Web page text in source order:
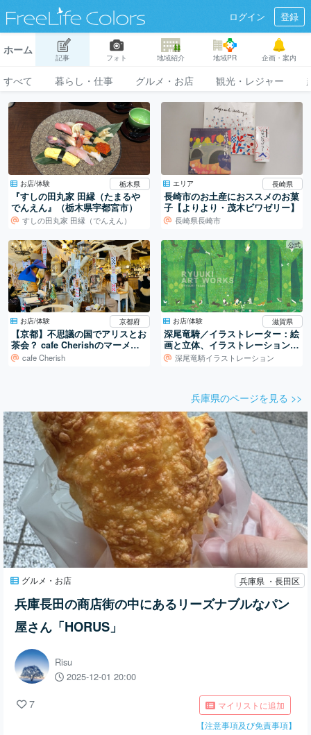
ログイン 登録
ホーム
記事 フォト 地域紹介 地域PR 企画・案内
すべて 暮らし・仕事 グルメ・お店 観光・レジャー
お店/体験 栃木県
『すしの田丸家 田縁（たまるや
でんえん』（栃木県宇都宮市）
すしの田丸家 田縁（でんえん）
エリア 長崎県
長崎市のお土産におススメのお菓
子【よりより・茂木ビワゼリー】
長崎県長崎市
お店/体験 京都府
【京都】不思議の国でアリスとお
茶会？ cafe Cherishのマーメイ
ド・パフェ
cafe Cherish
公式
お店/体験 滋賀県
深尾竜騎／イラストレーター：絵
画と立体、イラストレーションの
世界深尾竜騎イラストレーション
兵庫県のページを見る >>
グルメ・お店 兵庫県 ・長田区
兵庫長田の商店街の中にあるリーズナブルなパン
屋さん「HORUS」
Risu
2025-12-01 20:00
7
マイリストに追加
【注意事項及び免責事項】